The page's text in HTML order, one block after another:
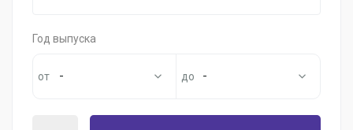
Год выпуска
- -